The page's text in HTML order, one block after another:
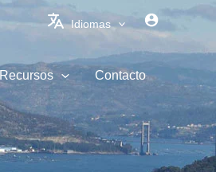
Idiomas
Recursos Contacto